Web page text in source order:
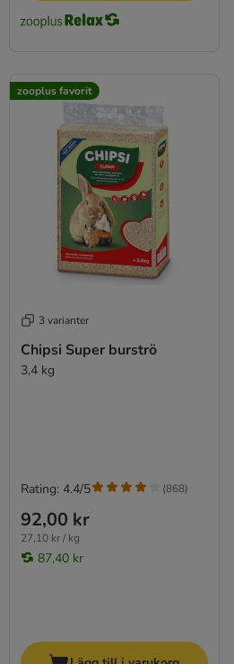
zooplus favorit
3 varianter
Chipsi Super burströ
3,4 kg
92,00 kr
27,10 kr / kg
87,40 kr
Rating: 4.4/5 (868)